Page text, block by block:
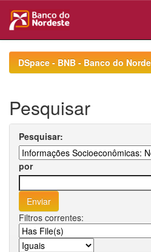
navigationDSpace - BNB - Banco do
Pesquisar
Pesquisar:
por
Filtros correntes: